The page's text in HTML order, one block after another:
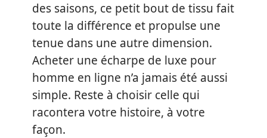
des saisons, ce petit bout de tissu fait
toute la différence et propulse une
tenue dans une autre dimension.
Acheter une écharpe de luxe pour
homme en ligne n’a jamais été aussi
simple. Reste à choisir celle qui
racontera votre histoire, à votre
façon.